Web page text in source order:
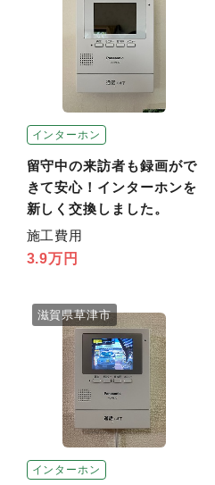
インターホン
留守中の来訪者も録画がで
きて安心！インターホンを
新しく交換しました。
施工費用
3.9万円
インターホン
滋賀県草津市